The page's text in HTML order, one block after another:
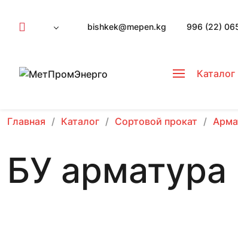
bishkek@mepen.kg 996 (22)
Каталог
Главная Каталог Сортовой прокат
БУ арматура